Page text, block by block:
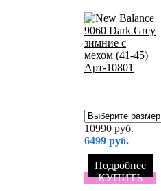
10990 руб.
6499 руб.
Подробнее
КУПИТЬ